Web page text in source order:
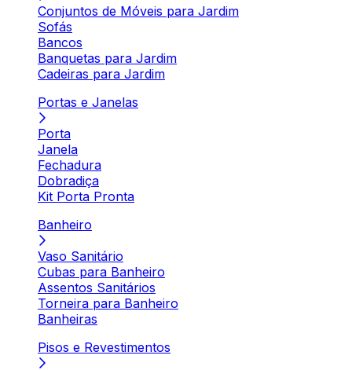
Conjuntos de Móveis para Jardim
Sofás
Bancos
Banquetas para Jardim
Cadeiras para Jardim
Portas e Janelas
Porta
Janela
Fechadura
Dobradiça
Kit Porta Pronta
Banheiro
Vaso Sanitário
Cubas para Banheiro
Assentos Sanitários
Torneira para Banheiro
Banheiras
Pisos e Revestimentos